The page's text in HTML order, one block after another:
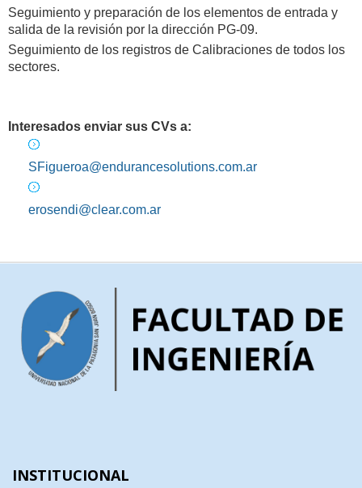
Seguimiento y preparación de los elementos de entrada y
salida de la revisión por la dirección PG-09.
Seguimiento de los registros de Calibraciones de todos los
sectores.
Interesados enviar sus CVs a:
SFigueroa@endurancesolutions.com.ar
erosendi@clear.com.ar
INSTITUCIONAL